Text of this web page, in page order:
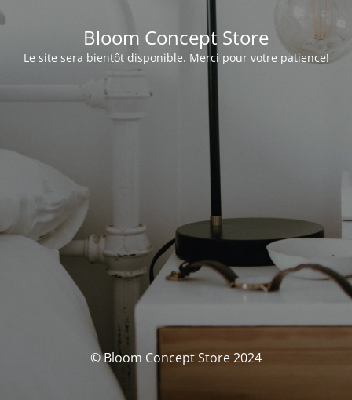
Bloom Concept Store
Le site sera bientôt disponible. Merci pour votre patience!
© Bloom Concept Store 2024